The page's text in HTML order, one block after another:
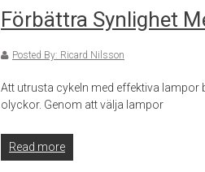
Förbättra Synlighet
Posted By: Ricard Nilsson
Att utrusta cykeln med effektiva
olyckor. Genom att välja lampor
Read more